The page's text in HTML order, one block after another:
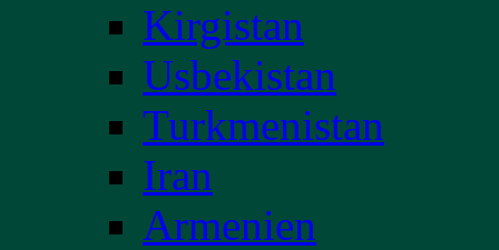
Kirgistan
Usbekistan
Turkmenistan
Iran
Armenien